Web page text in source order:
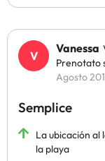
Vanessa
Prenotato
Agosto
Semplice
La ubicación al
la playa